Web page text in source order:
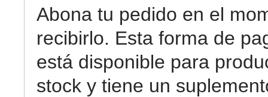
Abona tu pedido en el
recibirlo. Esta forma de
está disponible para
stock y tiene un